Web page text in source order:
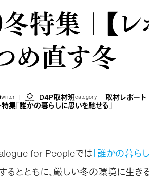
特集｜【レ
め直す冬
writer D4P取材班category 取材レポート
集「誰かの暮らしに思いを馳せる」
for Peopleでは「誰かの暮ら
るとともに、厳しい冬の環境に生き